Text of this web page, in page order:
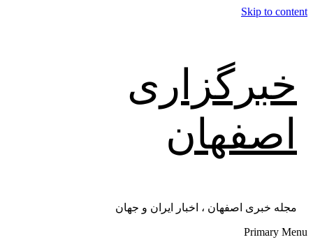
Skip to content
خبرگزاری
اصفهان
مجله خبری اصفهان ، اخبار ایران و جهان
Primary Menu